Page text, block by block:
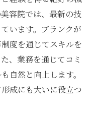
容院では、最新の技
います。ブランクが
度を通じてスキルを
、業務を通じてコミ
自然と向上します。
成にも大いに役立つ